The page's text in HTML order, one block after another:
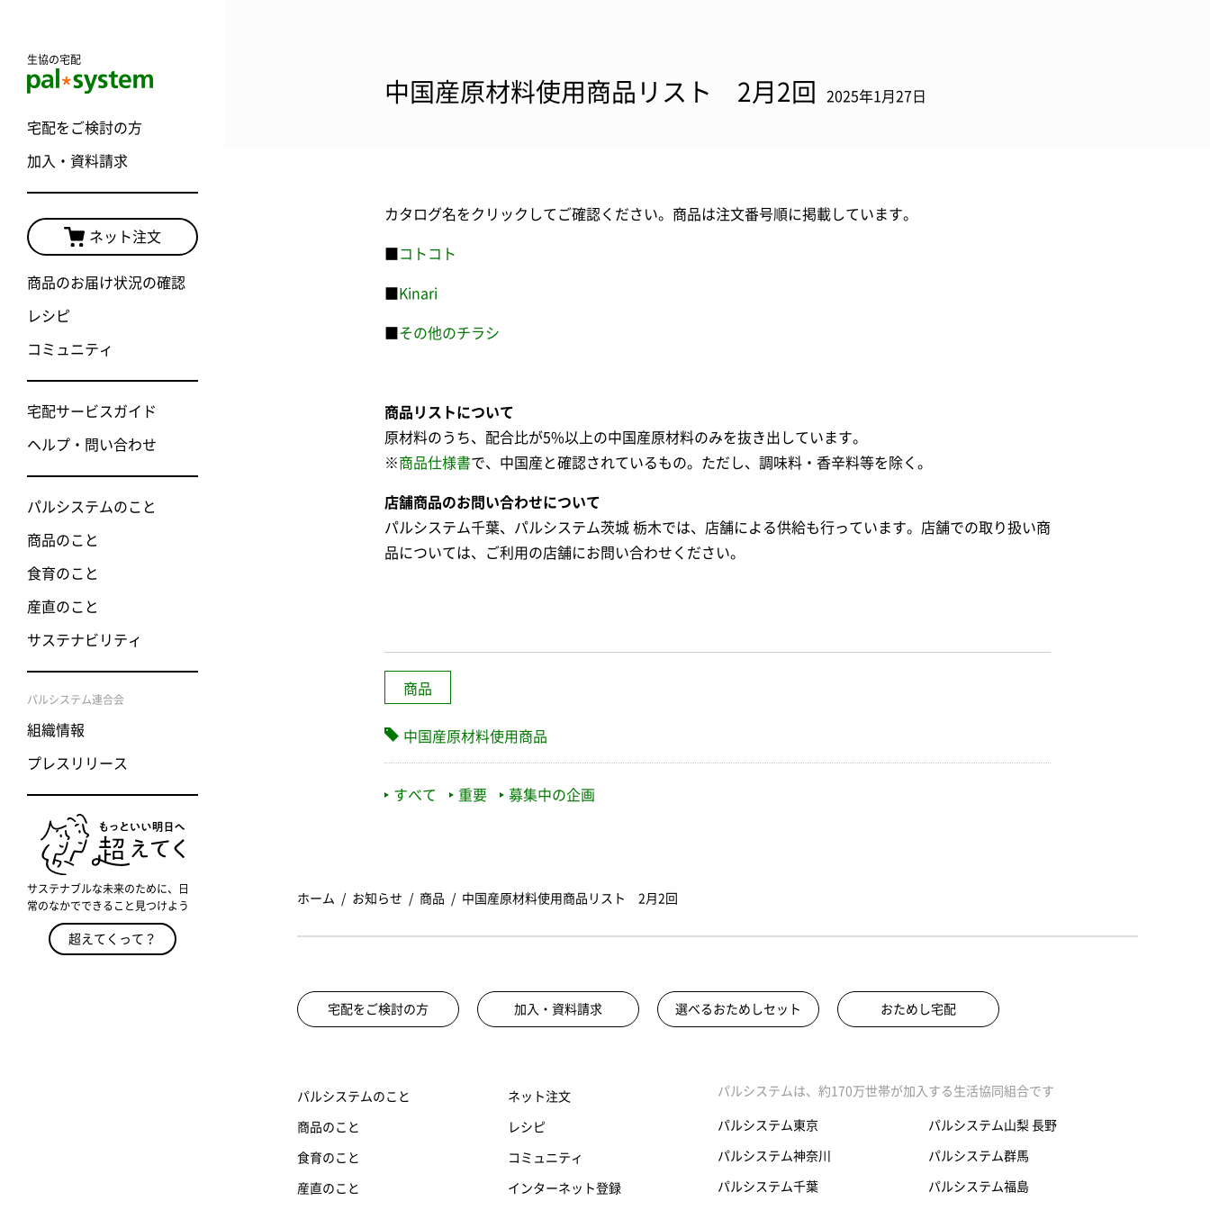
生協の宅配
宅配をご検討の方
加入・資料請求
ネット注文
商品のお届け状況の確認
レシピ
コミュニティ
宅配サービスガイド
ヘルプ・問い合わせ
パルシステムのこと
商品のこと
食育のこと
産直のこと
サステナビリティ
パルシステム連合会
組織情報
プレスリリース
サステナブルな未来のために、日
常のなかでできること見つけよう
超えてくって？
中国産原材料使用商品リスト 2月2回 2025年1月27日
カタログ名をクリックしてご確認ください。商品は注文番号順に掲載しています。
コトコト
Kinari
その他のチラシ
商品リストについて
原材料のうち、配合比が5%以上の中国産原材料のみを抜き出しています。
※商品仕様書で、中国産と確認されているもの。ただし、調味料・香辛料等を除く。
店舗商品のお問い合わせについて
パルシステム千葉、パルシステム茨城 栃木では、店舗による供給も行っています。店舗での取り扱い商
品については、ご利用の店舗にお問い合わせください。
商品
中国産原材料使用商品
すべて 重要 募集中の企画
ホーム お知らせ 商品 中国産原材料使用商品リスト 2月2回
宅配をご検討の方 加入・資料請求 選べるおためしセット おためし宅配
パルシステムのこと
商品のこと
食育のこと
産直のこと
ネット注文
レシピ
コミュニティ
インターネット登録
パルシステムは、約170万世帯が加入する生活協同組合です
パルシステム東京
パルシステム神奈川
パルシステム千葉
パルシステム山梨 長野
パルシステム群馬
パルシステム福島